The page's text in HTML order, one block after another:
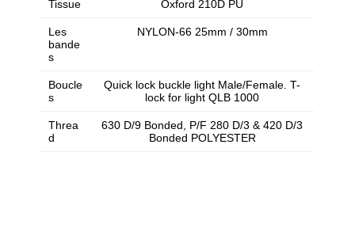
Tissue Oxford 210D PU
Les
bande
s
NYLON-66 25mm / 30mm
Boucle
s
Quick lock buckle light Male/Female. T-
lock for light QLB 1000
Threa
d
630 D/9 Bonded, P/F 280 D/3 & 420 D/3
Bonded POLYESTER